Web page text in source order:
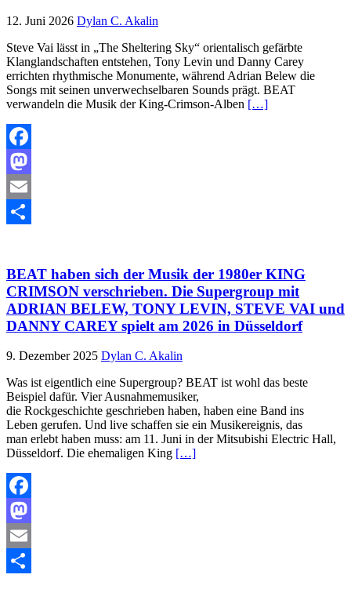
12. Juni 2026 Dylan C. Akalin
Steve Vai lässt in „The Sheltering Sky“ orientalisch gefärbte
Klanglandschaften entstehen, Tony Levin und Danny Carey
errichten rhythmische Monumente, während Adrian Belew die
Songs mit seinen unverwechselbaren Sounds prägt. BEAT
verwandeln die Musik der King-Crimson-Alben […]
Facebook
Mastodon
Email
BEAT haben sich der Musik der 1980er KING
CRIMSON verschrieben. Die Supergroup mit
ADRIAN BELEW, TONY LEVIN, STEVE VAI und
DANNY CAREY spielt am 2026 in Düsseldorf
9. Dezember 2025 Dylan C. Akalin
Was ist eigentlich eine Supergroup? BEAT ist wohl das beste
Beispiel dafür. Vier Ausnahmemusiker,
die Rockgeschichte geschrieben haben, haben eine Band ins
Leben gerufen. Und live schaffen sie ein Musikereignis, das
man erlebt haben muss: am 11. Juni in der Mitsubishi Electric Hall,
Düsseldorf. Die ehemaligen King […]
Facebook
Mastodon
Email